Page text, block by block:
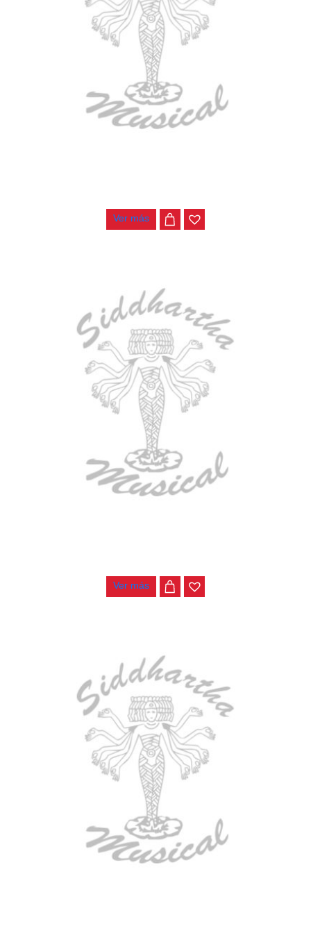
Ver más
Ver más